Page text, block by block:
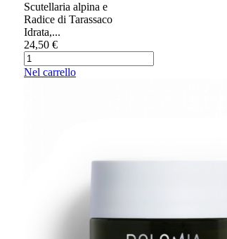
Scutellaria alpina e
Radice di Tarassaco
Idrata,...
24,50 €
Nel carrello